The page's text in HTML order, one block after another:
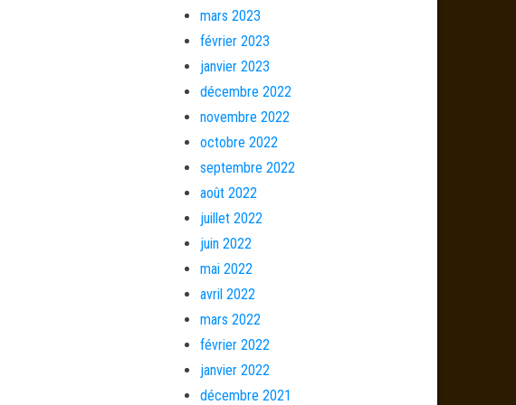
mars 2023
février 2023
janvier 2023
décembre 2022
novembre 2022
octobre 2022
septembre 2022
août 2022
juillet 2022
juin 2022
mai 2022
avril 2022
mars 2022
février 2022
janvier 2022
décembre 2021